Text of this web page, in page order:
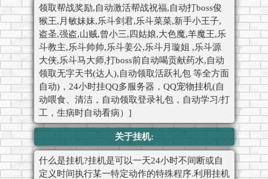
领取帮战奖励,自动激活帮战祝福,自动打boss俊
猴王,月敏妹妹,乐斗剑君,乐斗菜菜,新手小王子,
盗圣,强盗,山贼,曾小三,四姑娘,大色魔,羊魔王,乐
斗教主,乐斗帅帅,乐斗姜公,乐斗月璇姐 ,乐斗源
大侠,乐斗马大师,打boss前自动喝贡献药水,自动
领取无字天书(达人),自动领取活跃礼包 等全方面
自动)，24小时挂QQ多服务器，QQ宠物挂机(自
动喂食、清洁，自动领取登录礼包，自动学习/打
工，生病时自动看病）]
关于挂机:
什么是挂机?挂机是可以一天24小时不间断或自
定义时间执行某一特定动作的特殊程序.利用挂机